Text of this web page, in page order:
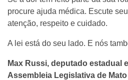
procure ajuda médica. Escute
atenção, respeito e cuidado.
A lei está do seu lado. E nós
Max Russi, deputado estadual
Assembleia Legislativa de